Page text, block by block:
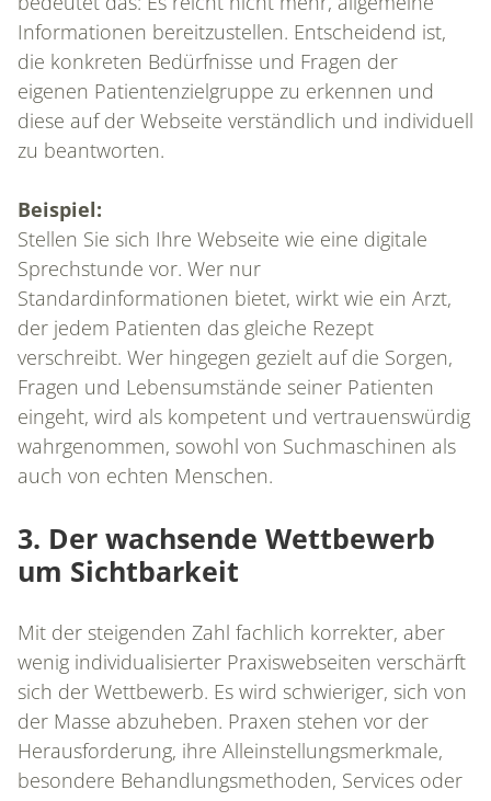
DAS IST CONAMED
REFERENZEN
Informationen bereitzustellen. Entscheidend ist,
die konkreten Bedürfnisse und Fragen der
eigenen Patientenzielgruppe zu erkennen und
diese auf der Webseite verständlich und individuell
zu beantworten.
Beispiel:
Stellen Sie sich Ihre Webseite wie eine digitale
Sprechstunde vor. Wer nur
Standardinformationen bietet, wirkt wie ein Arzt,
der jedem Patienten das gleiche Rezept
verschreibt. Wer hingegen gezielt auf die Sorgen,
Fragen und Lebensumstände seiner Patienten
eingeht, wird als kompetent und vertrauenswürdig
wahrgenommen, sowohl von Suchmaschinen als
auch von echten Menschen.
3. Der wachsende Wettbewerb
um Sichtbarkeit
Mit der steigenden Zahl fachlich korrekter, aber
wenig individualisierter Praxiswebseiten verschärft
sich der Wettbewerb. Es wird schwieriger, sich von
der Masse abzuheben. Praxen stehen vor der
Herausforderung, ihre Alleinstellungsmerkmale,
besondere Behandlungsmethoden, Services oder